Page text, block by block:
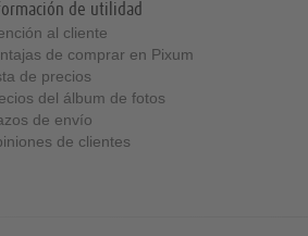
de utilidad
al cliente
de comprar en Pixum
de precios
del álbum de fotos
de envío
de clientes